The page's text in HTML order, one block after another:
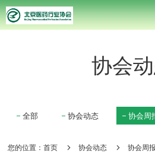
协会
全部 协会动态 协会周
您的位置：首页 协会动态 协会周报